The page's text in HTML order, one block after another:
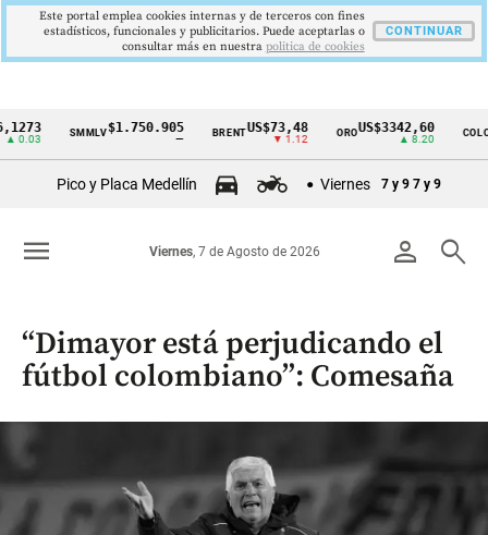
Cintillo
Colombia
SMMLV$1.750.905 BRENT US$73,48
▼ 1.12
ORO US$3342,60 COLCAP
Pico y Placa Medellín Viernes 7 y 9 7 y 9
person search
Viernes, 7 de Agosto de 2026
menu
“Dimayor está perjudicando el
fútbol colombiano”: Comesaña
Este portal emplea cookies internas y de terceros con fines
estadísticos, funcionales y publicitarios. Puede aceptarlas o
consultar más en nuestra politica de cookies
CONTINUAR